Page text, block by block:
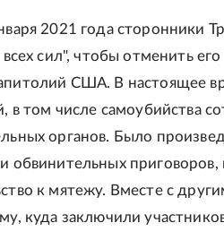
2021 года сторонники
всех сил", чтобы отменить
США. В настоящее
в том числе самоубийства
органов. Было
обвинительных приговоров,
к мятежу. Вместе с
куда заключили